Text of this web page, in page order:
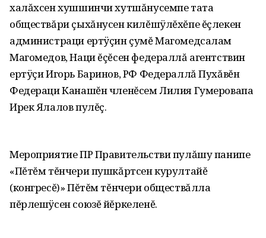
халăхсен хушшинчи хутшăнусемпе тата
обществăри çыхăнусен килĕшÿлĕхĕпе ĕçлекен
администраци ертÿçин çумĕ Магомедсалам
Магомедов‚ Наци ĕçĕсен федераллă агентствин
ертÿçи Игорь Баринов‚ РФ Федераллă Пухăвĕн
Федераци Канашĕн членĕсем Лилия Гумеровапа
Ирек Ялалов пулĕç.
Мероприятие ПР Правительстви пулăшу панипе
«Пĕтĕм тĕнчери пушкăртсен курултайĕ
(конгресĕ)» Пĕтĕм тĕнчери обществăлла
пĕрлешÿсен союзĕ йĕркеленĕ.